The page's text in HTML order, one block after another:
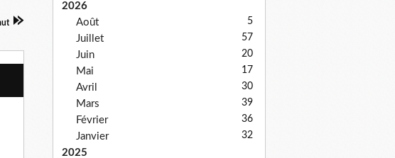
2026
Août
5
Juillet 57
Juin 20
Mai 17
Avril 30
Mars 39
Février 36
Janvier 32
2025